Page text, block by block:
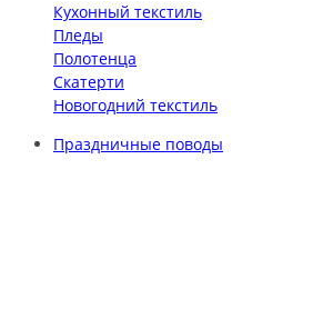
Кухонный текстиль
Пледы
Полотенца
Скатерти
Новогодний текстиль
Праздничные поводы